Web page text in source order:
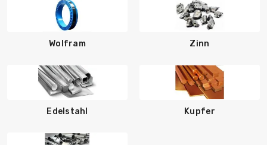
Wolfram Zinn
Edelstahl Kupfer